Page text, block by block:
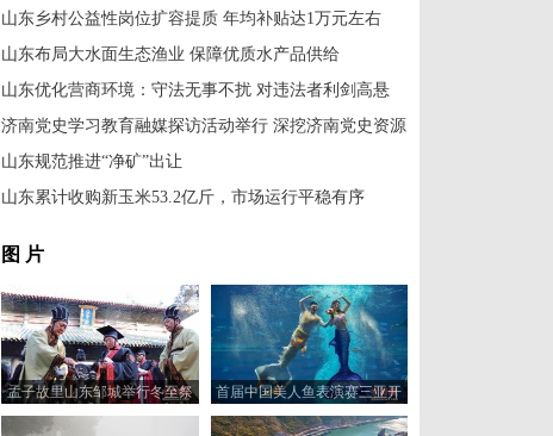
山东乡村公益性岗位扩容提质 年均补贴达1万元左右
山东布局大水面生态渔业 保障优质水产品供给
山东优化营商环境：守法无事不扰 对违法者利剑高悬
济南党史学习教育融媒探访活动举行 深挖济南党史资源
山东规范推进“净矿”出让
山东累计收购新玉米53.2亿斤，市场运行平稳有序
图 片
孟子故里山东邹城举行冬至祭
孟大典
首届中国美人鱼表演赛三亚开
赛